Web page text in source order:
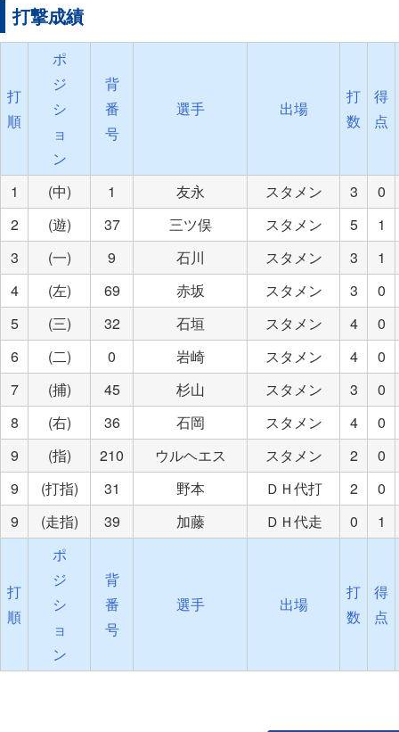
打撃成績
打
順
ポ
ジ
シ
ョ
ン
背
番
号
選手 出場
打
数
得
点
1 (中) 1 友永 スタメン 3
0
2
(遊) 37 三ツ俣 スタメン 5
1
3
(一) 9 石川 スタメン 3
1
4
(左) 69 赤坂 スタメン 3
0
5
(三) 32 石垣 スタメン 4
0
6
(二) 0 岩崎 スタメン 4
0
7
(捕) 45 杉山 スタメン 3
0
8
(右) 36 石岡 スタメン 4
0
9
(指) 210 ウルヘエス スタメン 2
0
9
(打指) 31 野本 ＤＨ代打 2
0
9
(走指) 39 加藤 ＤＨ代走 0 1
打
順
ポ
ジ
シ
ョ
ン
背
番
号
選手 出場
打
数
得
点